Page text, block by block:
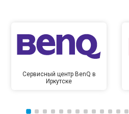
Сервисный центр BenQ в
Иркутске